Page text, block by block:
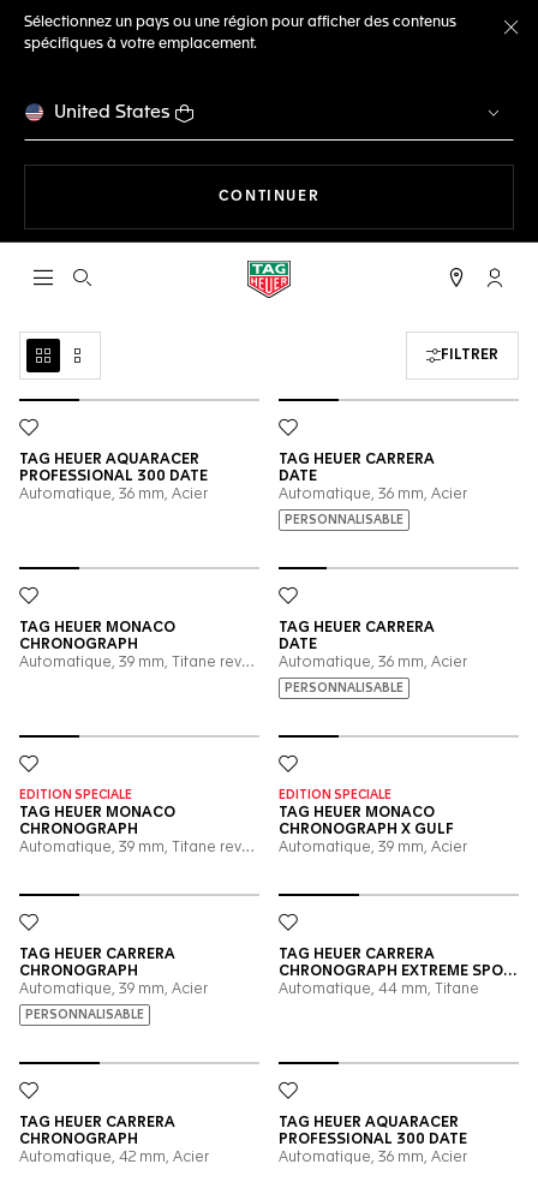
Sélectionnez un pays ou une région pour afficher des contenus
spécifiques à votre emplacement.
United States
CONTINUER
Ouvrir la barre de recherche